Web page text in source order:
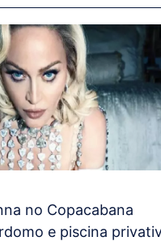
no Copacabana
e piscina